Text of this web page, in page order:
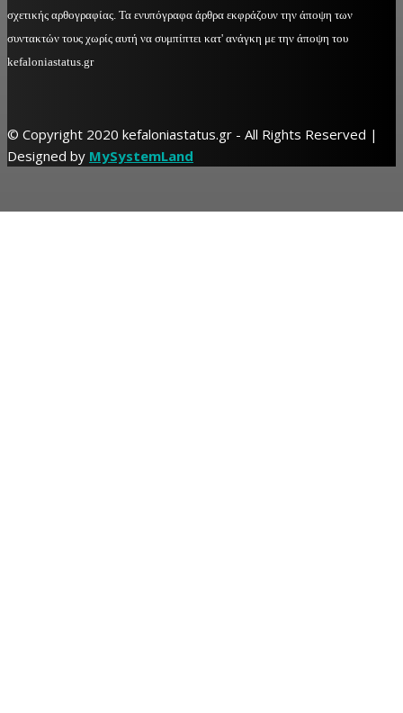
σχετικής αρθογραφίας. Τα ενυπόγραφα άρθρα εκφράζουν την άποψη των
συντακτών τους χωρίς αυτή να συμπίπτει κατ' ανάγκη με την άποψη του
kefaloniastatus.gr
© Copyright 2020 kefaloniastatus.gr - All Rights Reserved |
Designed by MySystemLand